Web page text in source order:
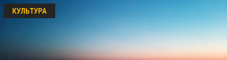
КУЛЬТУРА